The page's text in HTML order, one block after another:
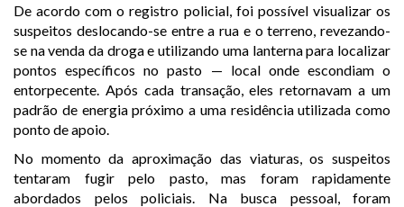
De acordo com o registro policial, foi possível visualizar os
suspeitos deslocando-se entre a rua e o terreno, revezando-
se na venda da droga e utilizando uma lanterna para localizar
pontos específicos no pasto — local onde escondiam o
entorpecente. Após cada transação, eles retornavam a um
padrão de energia próximo a uma residência utilizada como
ponto de apoio.
No momento da aproximação das viaturas, os suspeitos
tentaram fugir pelo pasto, mas foram rapidamente
abordados pelos policiais. Na busca pessoal, foram